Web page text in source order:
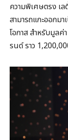
ความพิเศษตรง
สามารถแกะออกม
โอกาส สำหรับมูล
รนด์ ราว